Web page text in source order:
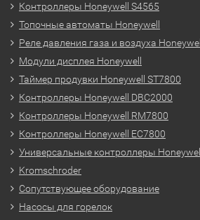
Контроллеры Honeywell S4565
Топочные автоматы Honeywell
Реле давления газа и воздуха Honeywell
Модули дисплея Honeywell
Таймер продувки Honeywell ST7800
Контроллеры Honeywell DBC2000
Контроллеры Honeywell RM7800
Контроллеры Honeywell EC7800
Универсальные контроллеры Honeywell
Kromschroder
Сопутствующее оборудование
Насосы для горелок